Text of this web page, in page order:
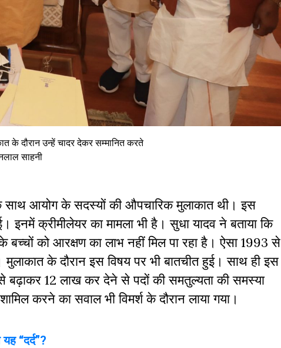
के दौरान उन्हें चादर देकर सम्मानित करते
साहनी
साथ आयोग के सदस्यों की औपचारिक मुलाकात थी। इस
क्रीमीलेयर का मामला भी है। सुधा यादव ने बताया कि
बच्चों को आरक्षण का लाभ नहीं मिल पा रहा है। ऐसा 1993 से
मुलाकात के दौरान इस विषय पर भी बातचीत हुई। साथ ही इस
से बढ़ाकर 12 लाख कर देने से पदों की समतुल्यता की समस्या
करने का सवाल भी विमर्श के दौरान लाया गया।
“दर्द”?